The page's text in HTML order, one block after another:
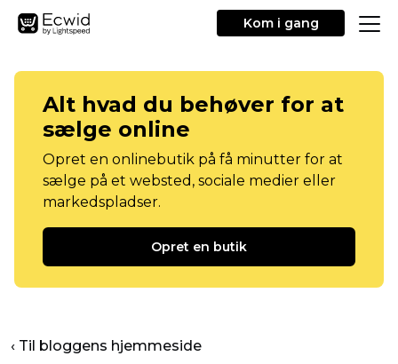
Kom i gang
Alt hvad du behøver for at
sælge online
Opret en onlinebutik på få minutter for at
sælge på et websted, sociale medier eller
markedspladser.
Opret en butik
‹ Til bloggens hjemmeside